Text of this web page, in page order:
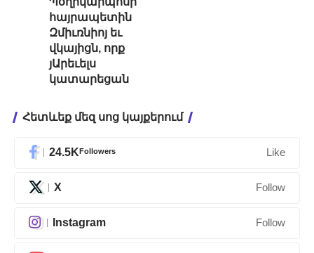
հայրապետին
Զմիւռնիոյ եւ
վկայիցն, որք
յԱրեւելս
կատարեցան
Հետևեք մեզ սոց կայքերում
24.5KFollowers Like
X Follow
Instagram Follow